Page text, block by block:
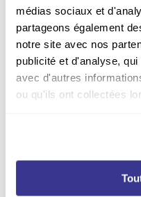
médias sociaux et
partageons également
notre site avec nos
publicité et d'analyse,
avec d'autres
ou qu'ils ont collectées
-12%
Abonnement Capital